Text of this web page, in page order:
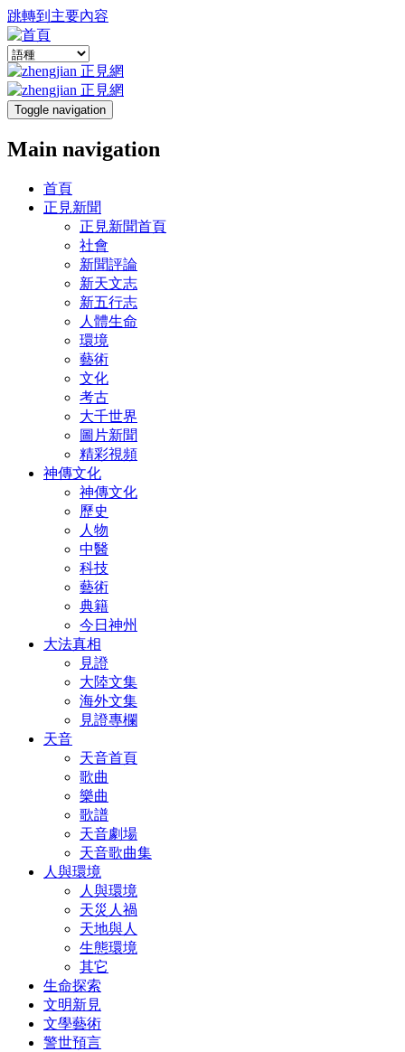
跳轉到主要內容
Toggle navigation
Main navigation
首頁
正見新聞
正見新聞首頁
社會
新聞評論
新天文志
新五行志
人體生命
環境
藝術
文化
考古
大千世界
圖片新聞
精彩視頻
神傳文化
神傳文化
歷史
人物
中醫
科技
藝術
典籍
今日神州
大法真相
見證
大陸文集
海外文集
見證專欄
天音
天音首頁
歌曲
樂曲
歌譜
天音劇場
天音歌曲集
人與環境
人與環境
天災人禍
天地與人
生態環境
其它
生命探索
文明新見
文學藝術
警世預言